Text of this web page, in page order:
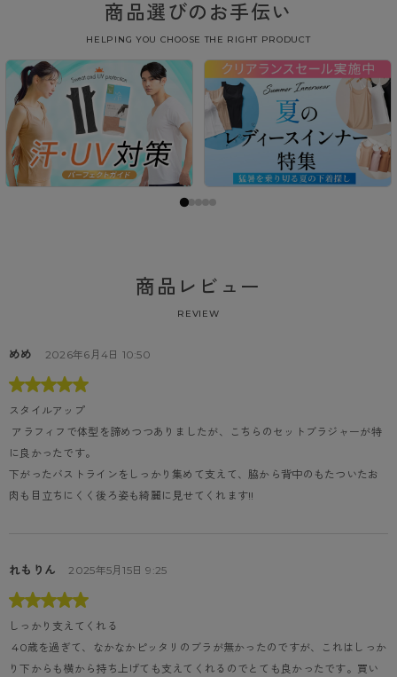
商品選びのお手伝い
HELPING YOU CHOOSE THE RIGHT PRODUCT
商品レビュー
REVIEW
めめ 2026年6月4日 10:50
スタイルアップ
に良かったです。
下がったバストラインをしっかり集めて支えて、脇から背中のもたついたお
肉も目立ちにくく後ろ姿も綺麗に見せてくれます!!
れもりん 2025年5月15日 9:25
しっかり支えてくれる
40歳を過ぎて、なかなかピッタリのブラが無かったのですが、これはしっか
り下からも横から持ち上げても支えてくれるのでとても良かったです。買い